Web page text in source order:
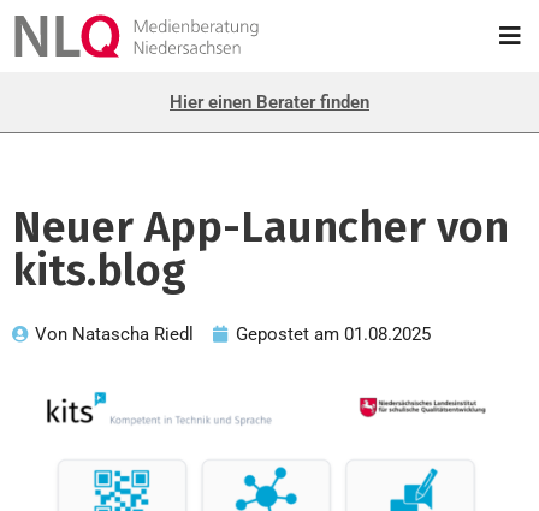
Hier einen Berater finden
Neuer App-Launcher von
kits.blog
Von Natascha Riedl Gepostet am 01.08.2025